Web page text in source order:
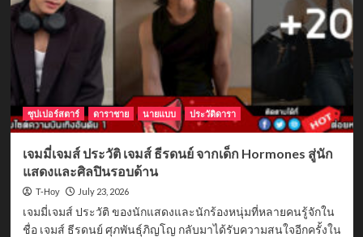
ซุปเปอร์สตาร์ ดาราชาย นายแบบ ประวัติดารา
เจมมี่เจมส์ ประวัติ เจมส์ ธีรดนย์ จากเด็ก Hormones สู่นัก
แสดงและศิลปินรอบด้าน
T-Hoy July 23, 2026
เจมมี่เจมส์ ประวัติ ของนักแสดงและนักร้องหนุ่มที่หลายคนรู้จักใน
ชื่อ เจมส์ ธีรดนย์ ศุภพันธุ์ภิญโญ กลับมาได้รับความสนใจอีกครั้งใน